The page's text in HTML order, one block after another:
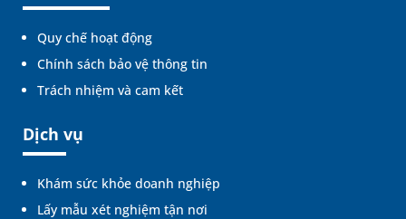
Quy chế hoạt động
Chính sách bảo vệ thông tin
Trách nhiệm và cam kết
Dịch vụ
Khám sức khỏe doanh nghiệp
Lấy mẫu xét nghiệm tận nơi